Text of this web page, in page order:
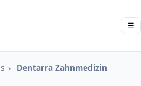
☰
› Dentarra Zahnmedizin